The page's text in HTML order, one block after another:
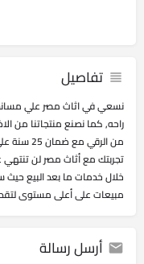
تفاصيل
نسعي في اثاث مصر علي
راحه, كما نصنع منتجاتنا من
من الرقي
تجربتك مع أثاث مصر لن
خلال خدمات ما بعد البيع
مبيعات على أعلى مستوى
أرسل رسالة